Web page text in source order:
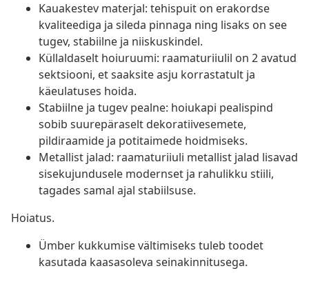
Kauakestev materjal: tehispuit on erakordse
kvaliteediga ja sileda pinnaga ning lisaks on see
tugev, stabiilne ja niiskuskindel.
Küllaldaselt hoiuruumi: raamaturiiulil on 2 avatud
sektsiooni, et saaksite asju korrastatult ja
käeulatuses hoida.
Stabiilne ja tugev pealne: hoiukapi pealispind
sobib suurepäraselt dekoratiivesemete,
pildiraamide ja potitaimede hoidmiseks.
Metallist jalad: raamaturiiuli metallist jalad lisavad
sisekujundusele modernset ja rahulikku stiili,
tagades samal ajal stabiilsuse.
Hoiatus.
Ümber kukkumise vältimiseks tuleb toodet
kasutada kaasasoleva seinakinnitusega.